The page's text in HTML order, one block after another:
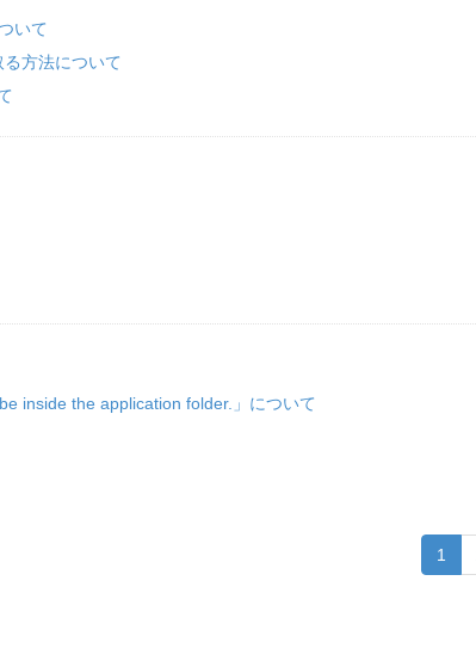
いて
方法について
inside the application folder.」について
1